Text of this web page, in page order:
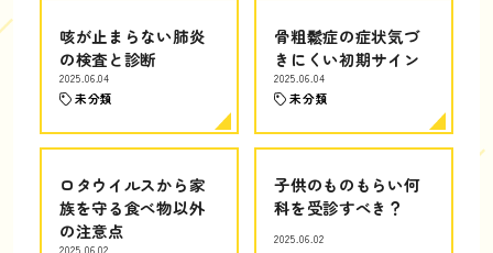
咳が止まらない肺炎
の検査と診断
2025.06.04
未分類
骨粗鬆症の症状気づ
きにくい初期サイン
2025.06.04
未分類
ロタウイルスから家
族を守る食べ物以外
の注意点
子供のものもらい何
科を受診すべき？
2025.06.02